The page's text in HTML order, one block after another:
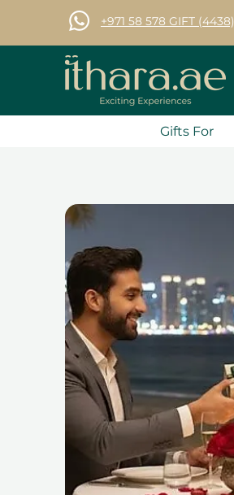
+971 58 578 GIFT (4438)
Gifts For